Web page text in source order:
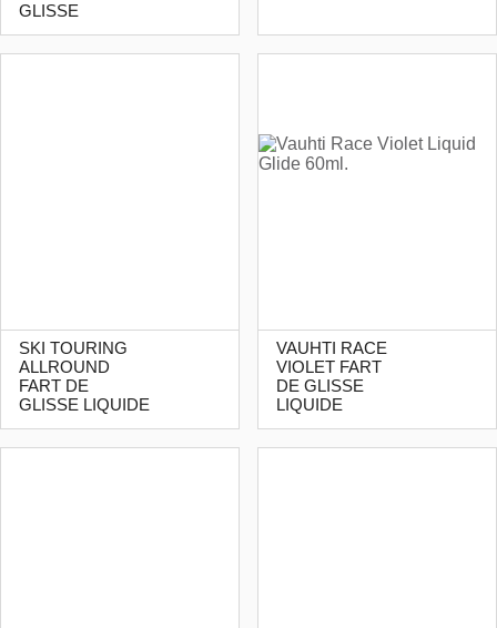
GLISSE
SKI TOURING
ALLROUND
FART DE
GLISSE LIQUIDE
VAUHTI RACE
VIOLET FART
DE GLISSE
LIQUIDE